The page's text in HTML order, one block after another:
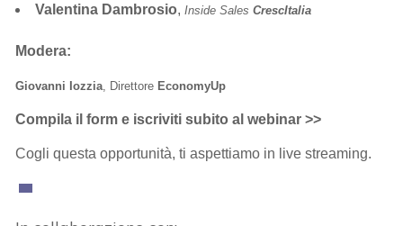
Valentina Dambrosio,Inside SalesCrescItalia
Modera:
Giovanni Iozzia , Direttore EconomyUp
Compila il form e iscriviti subito al webinar >>
Cogli questa opportunità, ti aspettiamo in live streaming.